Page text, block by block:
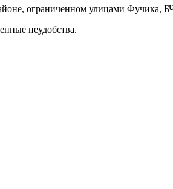
ограниченном улицами Фучика,
неудобства.